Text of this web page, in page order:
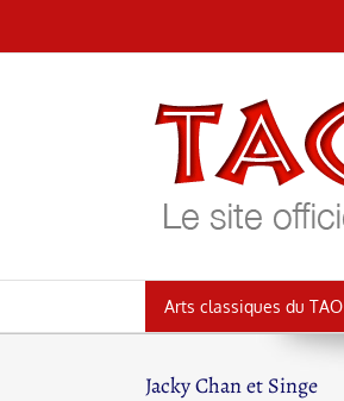
au
Arts classiques du TAO
Jacky Chan et Singe